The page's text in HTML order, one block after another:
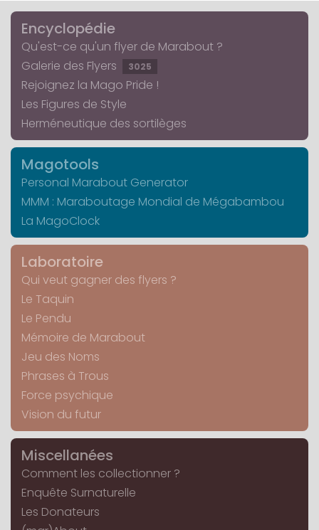
Encyclopédie
Qu'est-ce qu'un flyer de Marabout ?
Galerie des Flyers
3025
Rejoignez la Mago Pride !
Les Figures de Style
Herméneutique des sortilèges
Magotools
Personal Marabout Generator
MMM : Maraboutage Mondial de Mégabambou
La MagoClock
Laboratoire
Qui veut gagner des flyers ?
Le Taquin
Le Pendu
Mémoire de Marabout
Jeu des Noms
Phrases à Trous
Force psychique
Vision du futur
Miscellanées
Comment les collectionner ?
Enquête Surnaturelle
Les Donateurs